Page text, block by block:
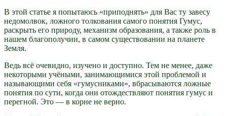
В этой статье я попытаюсь «приподнять» для Вас ту завесу
недомолвок, ложного толкования самого понятия Гумус,
раскрыть его природу, механизм образования, а также роль в
нашем благополучии, в самом существовании на планете
Земля.
Ведь всё очевидно, изучено и доступно. Тем не менее, даже
некоторыми учёными, занимающимися этой проблемой и
называющими себя «гумусниками», вбрасываются ложные
понятия по сути, когда они отождествляют понятия гумус и
перегной. Это — в корне не верно.